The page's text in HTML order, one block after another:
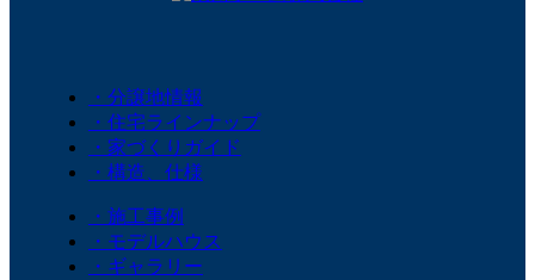
・分譲地情報
・住宅ラインナップ
・家づくりガイド
・構造、仕様
・施工事例
・モデルハウス
・ギャラリー